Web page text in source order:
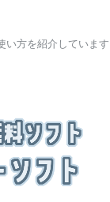
い方を紹介しています